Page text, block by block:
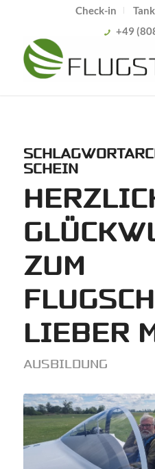
Check-in
+49
SCHEIN
ZUM
LIEBER
AUSBILDUNG